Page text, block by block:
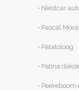
• Niestcar
• Pascal
• Patatoloog
• Patina
•